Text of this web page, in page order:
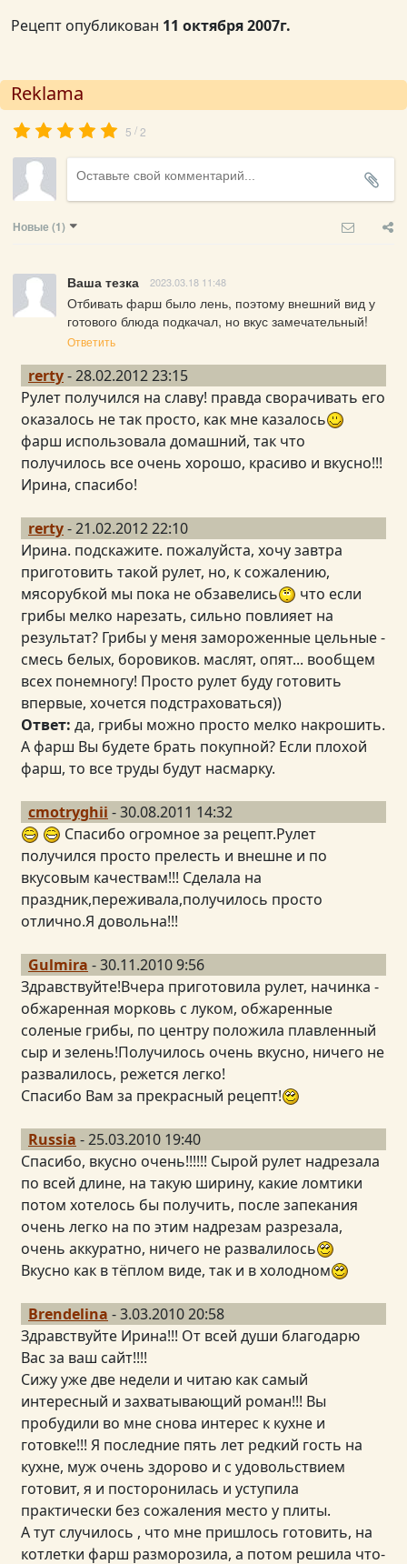
Рецепт опубликован 11 октября 2007г.
Reklama
5 / 2
Новые (1)
Ваша тезка 2023.03.18 11:48
Отбивать фарш было лень, поэтому внешний вид у
готового блюда подкачал, но вкус замечательный!
Ответить
rerty- 28.02.2012 23:15
Рулет получился на славу! правда сворачивать его
оказалось не так просто, как мне казалось
фарш использовала домашний, так что
получилось все очень хорошо, красиво и вкусно!!!
Ирина, спасибо!
rerty- 21.02.2012 22:10
Ирина. подскажите. пожалуйста, хочу завтра
приготовить такой рулет, но, к сожалению,
мясорубкой мы пока не обзавелись
что если
грибы мелко нарезать, сильно повлияет на
результат? Грибы у меня замороженные цельные -
смесь белых, боровиков. маслят, опят... вообщем
всех понемногу! Просто рулет буду готовить
впервые, хочется подстраховаться))
Ответ: да, грибы можно просто мелко накрошить.
А фарш Вы будете брать покупной? Если плохой
фарш, то все труды будут насмарку.
cmotryghii - 30.08.2011 14:32
Спасибо огромное за рецепт.Рулет
получился просто прелесть и внешне и по
вкусовым качествам!!! Сделала на
праздник,переживала,получилось просто
отлично.Я довольна!!!
Gulmira - 30.11.2010 9:56
Здравствуйте!Вчера приготовила рулет, начинка -
обжаренная морковь с луком, обжаренные
соленые грибы, по центру положила плавленный
сыр и зелень!Получилось очень вкусно, ничего не
развалилось, режется легко!
Спасибо Вам за прекрасный рецепт!
Russia - 25.03.2010 19:40
Спасибо, вкусно очень!!!!!! Сырой рулет надрезала
по всей длине, на такую ширину, какие ломтики
потом хотелось бы получить, после запекания
очень легко на по этим надрезам разрезала,
очень аккуратно, ничего не развалилось
Вкусно как в тёплом виде, так и в холодном
Brendelina - 3.03.2010 20:58
Здравствуйте Ирина!!! От всей души благодарю
Вас за ваш сайт!!!!
Сижу уже две недели и читаю как самый
интересный и захватывающий роман!!! Вы
пробудили во мне снова интерес к кухне и
готовке!!! Я последние пять лет редкий гость на
кухне, муж очень здорово и с удовольствием
готовит, я и посторонилась и уступила
практически без сожаления место у плиты.
А тут случилось , что мне пришлось готовить, на
котлетки фарш разморозила, а потом решила что-